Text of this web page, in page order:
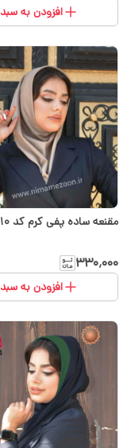
افزودن به سبد
مقنعه ساده پفی کرم کد 10
۳۳۰٬۰۰۰
افزودن به سبد